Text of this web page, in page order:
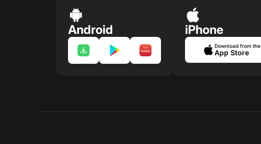
Android iPhone
Download from the
App Store